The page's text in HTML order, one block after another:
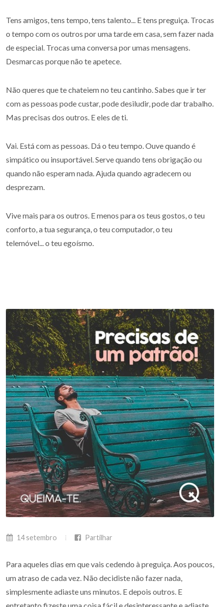
Tens amigos, tens tempo, tens talento... E tens preguiça. Trocas
o tempo com os outros por uma tarde em casa, sem fazer nada
de especial. Trocas uma conversa por umas mensagens.
Desmarcas porque não te apetece.
Não queres que te chateiem no teu cantinho. Sabes que ir ter
com as pessoas pode custar, pode desiludir, pode dar trabalho.
Mas precisas dos outros. E eles de ti.
Vai. Está com as pessoas. Dá o teu tempo. Ouve quando é
simpático ou insuportável. Serve quando tens obrigação ou
quando não esperam nada. Ajuda quando agradecem ou
desprezam.
Vive mais para os outros. E menos para os teus gostos, o teu
conforto, a tua segurança, o teu computador, o teu
telemóvel... o teu egoísmo.
14 setembro Partilhar
Para aqueles dias em que vais cedendo à preguiça. Aos poucos,
um atraso de cada vez. Não decidiste não fazer nada,
simplesmente adiaste uns minutos. E depois outros. E